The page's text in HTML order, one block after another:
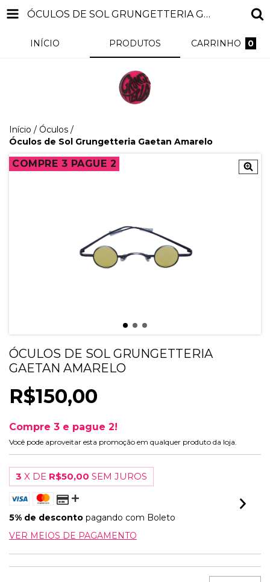
ÓCULOS DE SOL GRUNGETTERIA GAETAN AMARELO
INÍCIO PRODUTOS CARRINHO 0
Início / Óculos /
Óculos de Sol Grungetteria Gaetan Amarelo
COMPRE 3 PAGUE 2
ÓCULOS DE SOL GRUNGETTERIA
GAETAN AMARELO
R$150,00
Compre 3 e pague 2!
Você pode aproveitar esta promoção em qualquer produto da loja.
3 X DE R$50,00 SEM JUROS
5% de desconto pagando com Boleto
VER MEIOS DE PAGAMENTO